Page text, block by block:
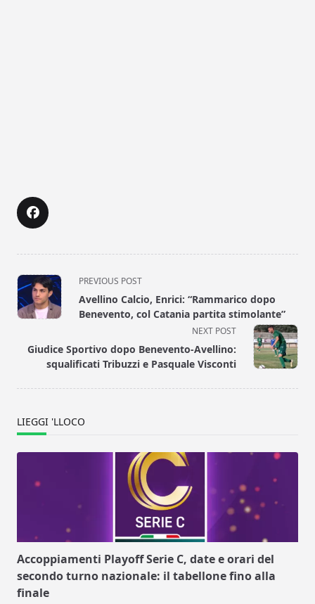
<span
class="nav-
subtitle
reader-
text">Page</span>
PREVIOUS POST
Avellino Calcio, Enrici: “Rammarico dopo
Benevento, col Catania partita stimolante”
NEXT POST
Giudice Sportivo dopo Benevento-Avellino:
squalificati Tribuzzi e Pasquale Visconti
LIEGGI 'LLOCO
Accoppiamenti Playoff Serie C, date e orari del
secondo turno nazionale: il tabellone fino alla
finale